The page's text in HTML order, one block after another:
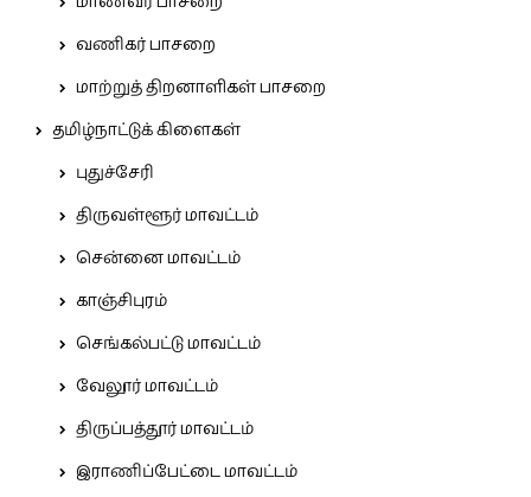
வணிகர் பாசறை
மாற்றுத் திறனாளிகள் பாசறை
தமிழ்நாட்டுக் கிளைகள்
புதுச்சேரி
திருவள்ளூர் மாவட்டம்
சென்னை மாவட்டம்
காஞ்சிபுரம்
செங்கல்பட்டு மாவட்டம்
வேலூர் மாவட்டம்
திருப்பத்தூர் மாவட்டம்
இராணிப்பேட்டை மாவட்டம்